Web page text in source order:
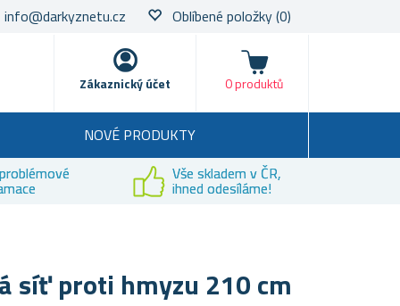
info@darkyznetu.cz Oblíbené položky(0)
Zákaznický účet
Nákupní košík
0 produktů
NOVÉ PRODUKTY
Vše skladem v ČR,
ihned odesíláme!
síť proti hmyzu 210 cm